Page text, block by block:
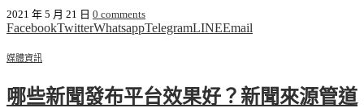
2021 年 5 月 21 日 0 comments
FacebookTwitterWhatsappTelegramLINEEmail
媒體資訊
哪些新聞發布平台效果好？新聞來源管道